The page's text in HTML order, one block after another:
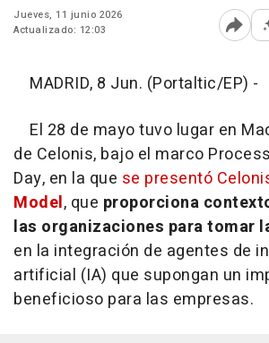
Jueves, 11 junio 2026
Actualizado: 12:03
MADRID, 8 Jun. (Portaltic/EP) -
El 28 de mayo tuvo lugar en
de Celonis, bajo el marco
Day, en la que se presentó
Model, que proporciona
las organizaciones para tomar
en la integración de agentes de
artificial (IA) que supongan un
beneficioso para las empresas.